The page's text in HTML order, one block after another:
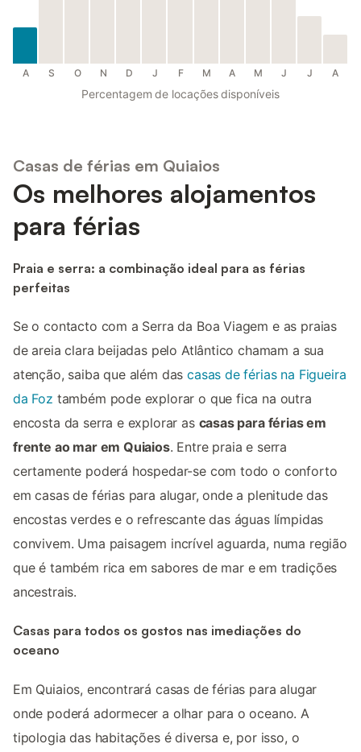
A S O N D J F M A M J J A
Percentagem de locações disponíveis
Casas de férias em Quiaios
Os melhores alojamentos
para férias
Praia e serra: a combinação ideal para as férias
perfeitas
Se o contacto com a Serra da Boa Viagem e as praias
de areia clara beijadas pelo Atlântico chamam a sua
atenção, saiba que além dascasas de férias na Figueira
da Foz também pode explorar o que fica na outra
encosta da serra e explorar as casas para férias em
frente ao mar em Quiaios. Entre praia e serra
certamente poderá hospedar-se com todo o conforto
em casas de férias para alugar, onde a plenitude das
encostas verdes e o refrescante das águas límpidas
convivem. Uma paisagem incrível aguarda, numa região
que é também rica em sabores de mar e em tradições
ancestrais.
Casas para todos os gostos nas imediações do
oceano
Em Quiaios, encontrará casas de férias para alugar
onde poderá adormecer a olhar para o oceano. A
tipologia das habitações é diversa e, por isso, o